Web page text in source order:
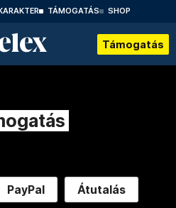
TÁMOGATÁS SHOP
Támogatás
PayPal Átutalás